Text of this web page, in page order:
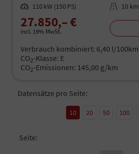
Leistung 110 kW (150 PS) Kilometerstand 10 km
27.850,– €
incl. 19% MwSt.
Verbrauch kombiniert: 6,40 l/100km
CO2-Klasse: E
CO2-Emissionen: 145,00 g/km
Datensätze pro Seite:
10 20 50 100
Seite: